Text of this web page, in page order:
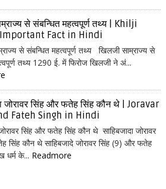
से संबन्धित महत्वपूर्ण तथ्य | Khilji
Fact in Hindi
से संबन्धित महत्वपूर्ण तथ्य खिलजी साम्राज्य से
तथ्य 1290 ई. में फिरोज खिलजी ने अं...
जोरावर सिंह और फतेह सिंह कौन थे | Joravar
Fateh Singh in Hindi
सिंह और फतेह सिंह कौन थे साहिबजादा जोरावर
सिंह कौन थे साहिबजादे जोरावर सिंह (9) और फतेह
धर्म के... Readmore